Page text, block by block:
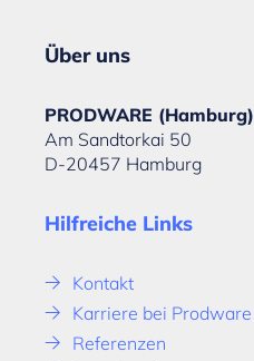
Über uns
PRODWARE (Hamburg)
Am Sandtorkai 50
D-20457 Hamburg
Hilfreiche Links
Kontakt
Karriere bei Prodware
Referenzen